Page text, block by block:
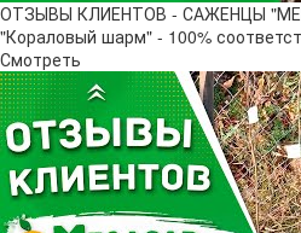
ОТЗЫВЫ КЛИЕНТОВ - САЖЕНЦЫ
"Кораловый шарм" - 100%
Смотреть